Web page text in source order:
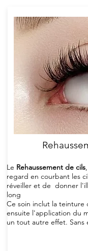
Le Rehaussement de cils
regard en courbant les
réveiller et de donner
long
Ce soin inclut la teinture
ensuite l'application du
un tout autre effet. Sans